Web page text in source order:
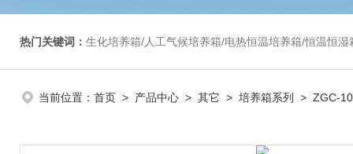
热门关键词： 生化培养箱/人工气候培养箱/电热恒温培养箱/恒温恒湿箱/光照培养箱/二氧化碳培养箱
当前位置： 首页 > 产品中心 > 其它 > 培养箱系列 > ZGC-